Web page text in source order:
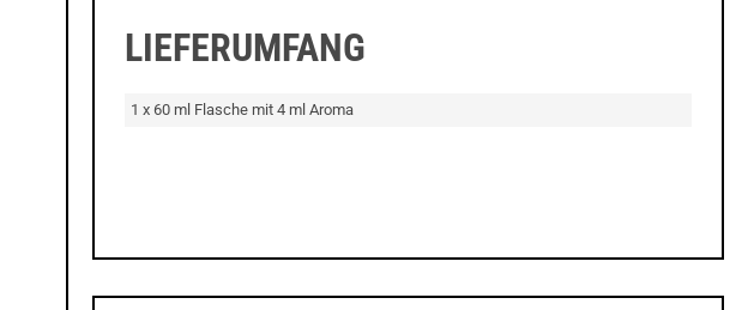
LIEFERUMFANG
1 x 60 ml Flasche mit 4 ml Aroma